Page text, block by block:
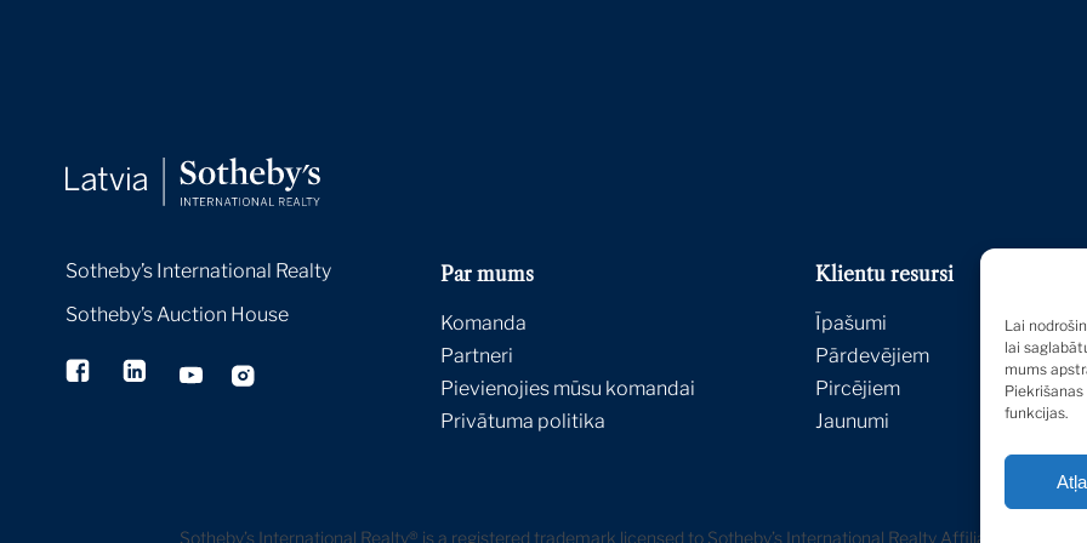
Lai
lai
mums
funkcijas.
Sotheby’s International Realty
Sotheby’s Auction House
Par mums
Komanda
Partneri
Pievienojies mūsu komandai
Privātuma politika
Klientu resursi
Īpašumi
Pārdevējiem
Pircējiem
Jaunumi
Sotheby’s International Realty® is a registered trademark licensed to Sotheby’s International Realty Affiliates LLC.